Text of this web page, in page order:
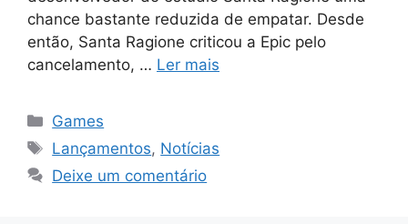
chance bastante reduzida de empatar. Desde
então, Santa Ragione criticou a Epic pelo
cancelamento, … Ler mais
Categorias
Games
Tags
Lançamentos, Notícias
Deixe um comentário